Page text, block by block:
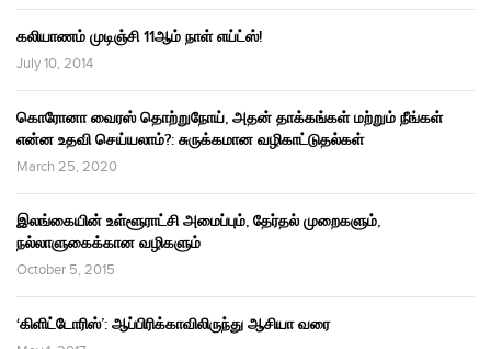
கலியாணம் முடிஞ்சி 11ஆம் நாள் எய்ட்ஸ்!
July 10, 2014
கொரோனா வைரஸ் தொற்றுநோய், அதன் தாக்கங்கள் மற்றும் நீங்கள்
என்ன உதவி செய்யலாம்?: சுருக்கமான வழிகாட்டுதல்கள்
March 25, 2020
இலங்கையின் உள்ளூராட்சி அமைப்பும், தேர்தல் முறைகளும்,
நல்லாளுகைக்கான வழிகளும்
October 5, 2015
‘கிளிட்டோரிஸ்’: ஆப்பிரிக்காவிலிருந்து ஆசியா வரை